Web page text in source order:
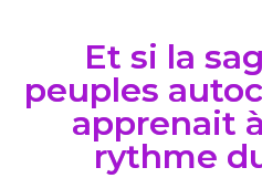
Et si la
peuples
apprenait
rythme